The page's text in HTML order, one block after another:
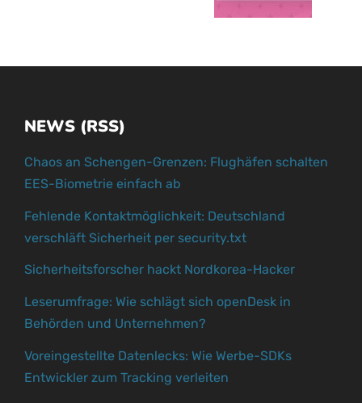
NEWS (RSS)
Chaos an Schengen-Grenzen: Flughäfen schalten
EES-Biometrie einfach ab
Fehlende Kontaktmöglichkeit: Deutschland
verschläft Sicherheit per security.txt
Sicherheitsforscher hackt Nordkorea-Hacker
Leserumfrage: Wie schlägt sich openDesk in
Behörden und Unternehmen?
Voreingestellte Datenlecks: Wie Werbe-SDKs
Entwickler zum Tracking verleiten